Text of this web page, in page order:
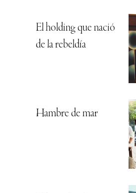
El holding que nació
de la rebeldía
Hambre de mar